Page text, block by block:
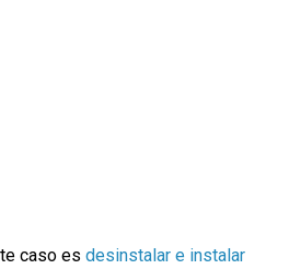
caso esdesinstalar e instalar